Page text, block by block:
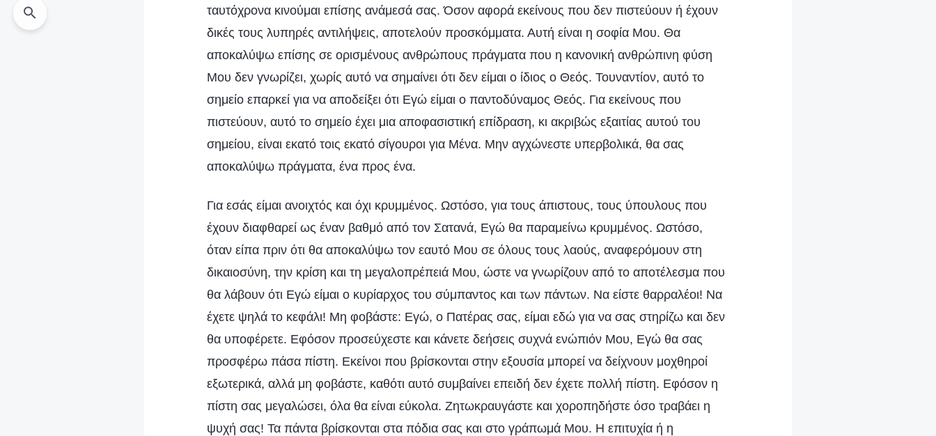
ταυτόχρονα κινούμαι επίσης ανάμεσά σας. Όσον αφορά εκείνους που δεν πιστεύουν ή έχουν
δικές τους λυπηρές αντιλήψεις, αποτελούν προσκόμματα. Αυτή είναι η σοφία Μου. Θα
αποκαλύψω επίσης σε ορισμένους ανθρώπους πράγματα που η κανονική ανθρώπινη φύση
Μου δεν γνωρίζει, χωρίς αυτό να σημαίνει ότι δεν είμαι ο ίδιος ο Θεός. Τουναντίον, αυτό το
σημείο επαρκεί για να αποδείξει ότι Εγώ είμαι ο παντοδύναμος Θεός. Για εκείνους που
πιστεύουν, αυτό το σημείο έχει μια αποφασιστική επίδραση, κι ακριβώς εξαιτίας αυτού του
σημείου, είναι εκατό τοις εκατό σίγουροι για Μένα. Μην αγχώνεστε υπερβολικά, θα σας
αποκαλύψω πράγματα, ένα προς ένα.
Για εσάς είμαι ανοιχτός και όχι κρυμμένος. Ωστόσο, για τους άπιστους, τους ύπουλους που
έχουν διαφθαρεί ως έναν βαθμό από τον Σατανά, Εγώ θα παραμείνω κρυμμένος. Ωστόσο,
όταν είπα πριν ότι θα αποκαλύψω τον εαυτό Μου σε όλους τους λαούς, αναφερόμουν στη
δικαιοσύνη, την κρίση και τη μεγαλοπρέπειά Μου, ώστε να γνωρίζουν από το αποτέλεσμα που
θα λάβουν ότι Εγώ είμαι ο κυρίαρχος του σύμπαντος και των πάντων. Να είστε θαρραλέοι! Να
έχετε ψηλά το κεφάλι! Μη φοβάστε: Εγώ, ο Πατέρας σας, είμαι εδώ για να σας στηρίζω και δεν
θα υποφέρετε. Εφόσον προσεύχεστε και κάνετε δεήσεις συχνά ενώπιόν Μου, Εγώ θα σας
προσφέρω πάσα πίστη. Εκείνοι που βρίσκονται στην εξουσία μπορεί να δείχνουν μοχθηροί
εξωτερικά, αλλά μη φοβάστε, καθότι αυτό συμβαίνει επειδή δεν έχετε πολλή πίστη. Εφόσον η
πίστη σας μεγαλώσει, όλα θα είναι εύκολα. Ζητωκραυγάστε και χοροπηδήστε όσο τραβάει η
ψυχή σας! Τα πάντα βρίσκονται στα πόδια σας και στο γράπωμά Μου. Η επιτυχία ή η